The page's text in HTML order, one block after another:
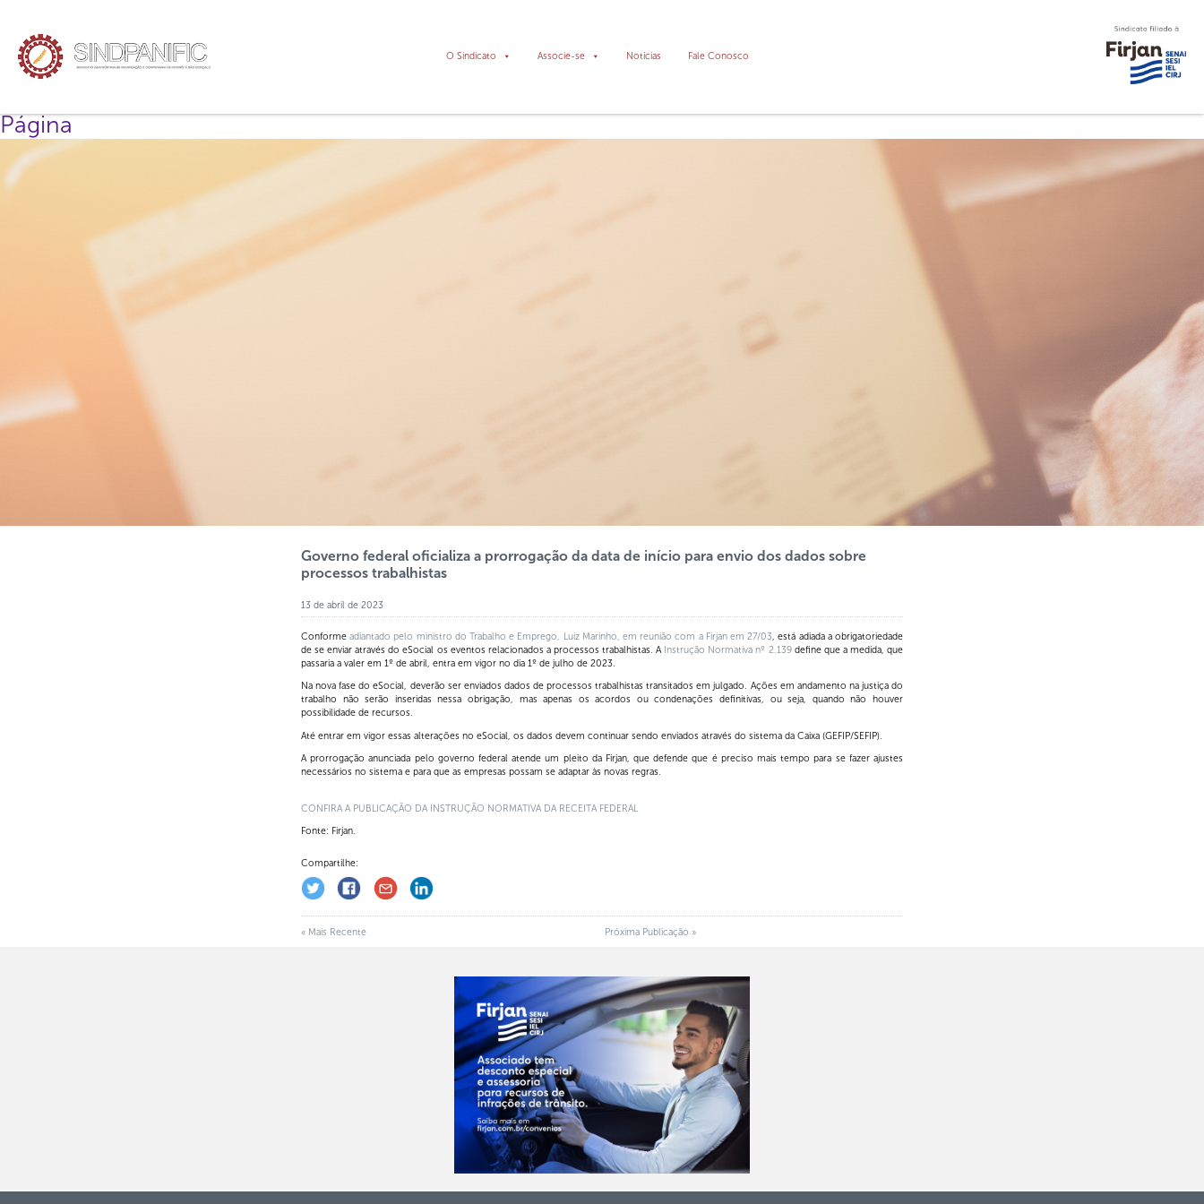
O Sindicato Associe-se Notícias Fale Conosco
Página
Governo federal oficializa a prorrogação da data de início para envio dos dados sobre
processos trabalhistas
13 de abril de 2023
Conformeadiantado pelo ministro do Trabalho e Emprego, Luiz Marinho, em reunião com a Firjan em 27/03, está adiada a obrigatoriedade
de se enviar através do eSocial os eventos relacionados a processos trabalhistas. A Instrução Normativa nº 2.139define que a medida, que
passaria a valer em 1º de abril, entra em vigor no dia 1º de julho de 2023.
Na nova fase do eSocial, deverão ser enviados dados de processos trabalhistas transitados em julgado. Ações em andamento na justiça do
trabalho não serão inseridas nessa obrigação, mas apenas os acordos ou condenações definitivas, ou seja, quando não houver
possibilidade de recursos.
Até entrar em vigor essas alterações no eSocial, os dados devem continuar sendo enviados através do sistema da Caixa (GEFIP/SEFIP).
A prorrogação anunciada pelo governo federal atende um pleito da Firjan, que defende que é preciso mais tempo para se fazer ajustes
necessários no sistema e para que as empresas possam se adaptar às novas regras.
CONFIRA A PUBLICAÇÃO DA INSTRUÇÃO NORMATIVA DA RECEITA FEDERAL
Fonte: Firjan.
Compartilhe:
« Mais Recente Próxima Publicação »